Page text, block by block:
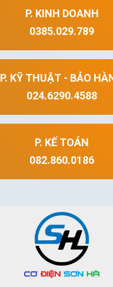
P. KINH DOANH
0385.029.789
P. KỸ THUẬT - BẢO
024.6290.4588
P. KẾ TOÁN
082.860.0186